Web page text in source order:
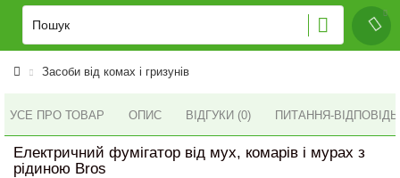
Засоби від комах і гризунів
УСЕ ПРО ТОВАР ОПИС ВІДГУКИ (0) ПИТАННЯ-
Електричний фумігатор від мух, комарів і мурах з
рідиною Bros